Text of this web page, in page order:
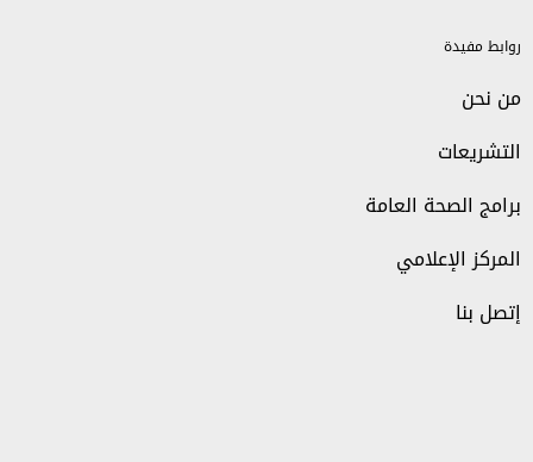
روابط مفيدة
من نحن
التشريعات
برامج الصحة العامة
المركز الإعلامي
إتصل بنا